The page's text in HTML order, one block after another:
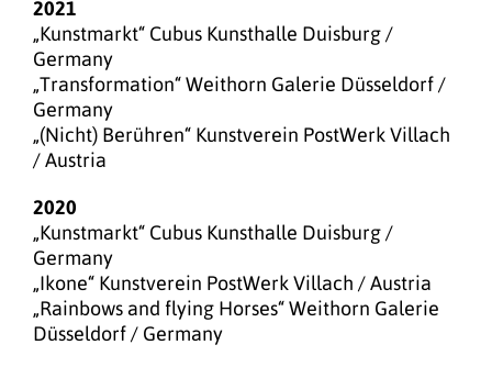
2021
„Kunstmarkt“ Cubus Kunsthalle Duisburg /
Germany
„Transformation“ Weithorn Galerie Düsseldorf /
Germany
„(Nicht) Berühren“ Kunstverein PostWerk Villach
/ Austria
2020
„Kunstmarkt“ Cubus Kunsthalle Duisburg /
Germany
„Ikone“ Kunstverein PostWerk Villach / Austria
„Rainbows and flying Horses“ Weithorn Galerie
Düsseldorf / Germany